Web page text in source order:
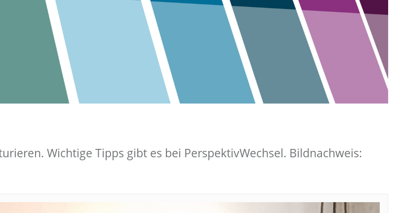
Wichtige Tipps gibt es bei PerspektivWechsel. Bildnachweis: